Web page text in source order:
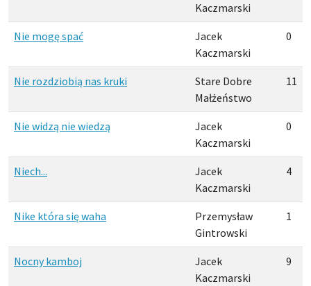
Kaczmarski
Nie mogę spać
Jacek
Kaczmarski
0
Nie rozdziobią nas kruki
Stare Dobre
Małżeństwo
11
Nie widzą nie wiedzą
Jacek
Kaczmarski
0
Niech...
Jacek
Kaczmarski
4
Nike która się waha
Przemysław
Gintrowski
1
Nocny kamboj
Jacek
Kaczmarski
9